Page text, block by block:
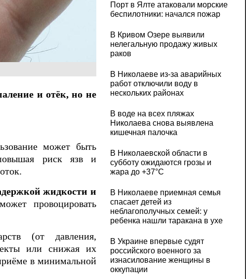
и отёк, но не
может быть
риск язв и
жидкости и
провоцировать
(от давления,
или снижая их
в минимальной
Порт в Ялте атаковали морские
беспилотники: начался пожар
В Кривом Озере выявили
нелегальную продажу живых
раков
В Николаеве из-за аварийных
работ отключили воду в
нескольких районах
В воде на всех пляжах
Николаева снова выявлена
кишечная палочка
В Николаевской области в
субботу ожидаются грозы и
жара до +37°C
В Николаеве приемная семья
спасает детей из
неблагополучных семей: у
ребенка нашли таракана в ухе
В Украине впервые судят
российского военного за
изнасилование женщины в
оккупации